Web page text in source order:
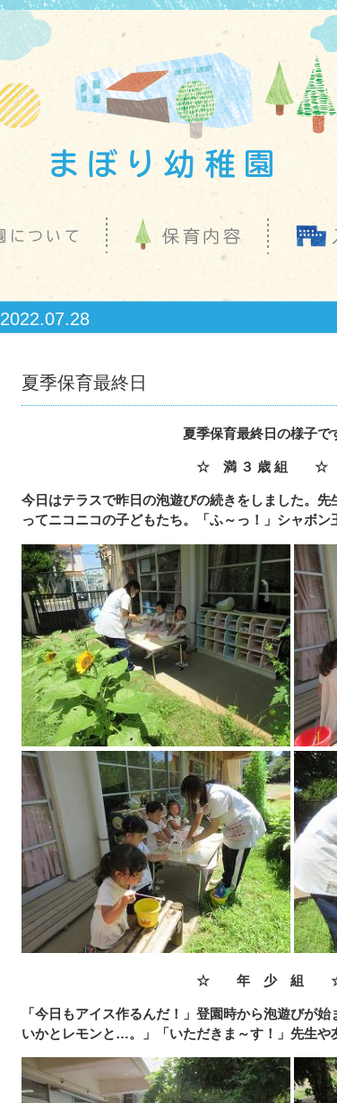
2022.07.28
夏季保育最終日
夏季保育最終日の様子です
☆ 満 ３ 歳 組 ☆
今日はテラスで昨日の泡遊びの続きをしました。
ってニコニコの子どもたち。「ふ～っ！」シャボン
☆ 年 少 組
「今日もアイス作るんだ！」登園時から泡遊びが
いかとレモンと…。」「いただきま～す！」先生や